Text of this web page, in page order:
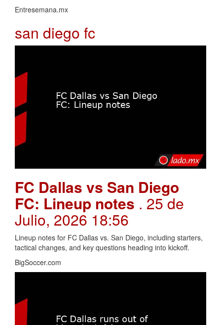
Entresemana.mx
san diego fc
FC Dallas vs San Diego
FC: Lineup notes . 25 de
Julio, 2026 18:56
Lineup notes for FC Dallas vs. San Diego, including starters,
tactical changes, and key questions heading into kickoff.
BigSoccer.com